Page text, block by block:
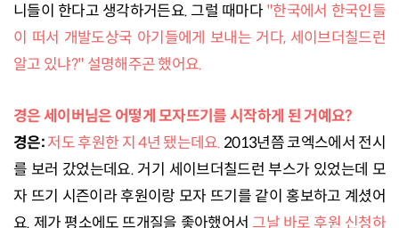
니들이 한다고 생각하거든요. 그럴 때마다"한국에서 한국인들
이 떠서 개발도상국 아기들에게 보내는 거다, 세이브더칠드런
알고 있냐?" 설명해주곤 했어요.
경은 세이버님은 어떻게 모자뜨기를 시작하게 된 거예요?
경은:저도 후원한 지 4년 됐는데요.2013년쯤 코엑스에서 전시
를 보러 갔었는데요. 거기 세이브더칠드런 부스가 있었는데 모
자 뜨기 시즌이라 후원이랑 모자 뜨기를 같이 홍보하고 계셨어
요. 제가 평소에도 뜨개질을 좋아했어서 그날 바로 후원 신청하